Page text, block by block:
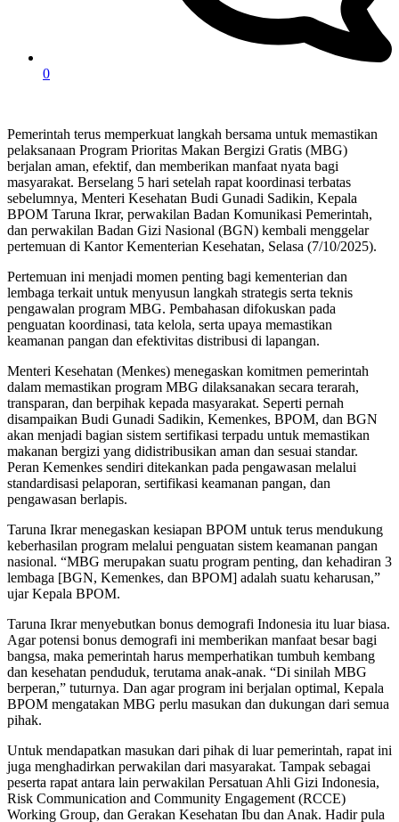
0
Pemerintah terus memperkuat langkah bersama untuk memastikan
pelaksanaan Program Prioritas Makan Bergizi Gratis (MBG)
berjalan aman, efektif, dan memberikan manfaat nyata bagi
masyarakat. Berselang 5 hari setelah rapat koordinasi terbatas
sebelumnya, Menteri Kesehatan Budi Gunadi Sadikin, Kepala
BPOM Taruna Ikrar, perwakilan Badan Komunikasi Pemerintah,
dan perwakilan Badan Gizi Nasional (BGN) kembali menggelar
pertemuan di Kantor Kementerian Kesehatan, Selasa (7/10/2025).
Pertemuan ini menjadi momen penting bagi kementerian dan
lembaga terkait untuk menyusun langkah strategis serta teknis
pengawalan program MBG. Pembahasan difokuskan pada
penguatan koordinasi, tata kelola, serta upaya memastikan
keamanan pangan dan efektivitas distribusi di lapangan.
Menteri Kesehatan (Menkes) menegaskan komitmen pemerintah
dalam memastikan program MBG dilaksanakan secara terarah,
transparan, dan berpihak kepada masyarakat. Seperti pernah
disampaikan Budi Gunadi Sadikin, Kemenkes, BPOM, dan BGN
akan menjadi bagian sistem sertifikasi terpadu untuk memastikan
makanan bergizi yang didistribusikan aman dan sesuai standar.
Peran Kemenkes sendiri ditekankan pada pengawasan melalui
standardisasi pelaporan, sertifikasi keamanan pangan, dan
pengawasan berlapis.
Taruna Ikrar menegaskan kesiapan BPOM untuk terus mendukung
keberhasilan program melalui penguatan sistem keamanan pangan
nasional. “MBG merupakan suatu program penting, dan kehadiran 3
lembaga [BGN, Kemenkes, dan BPOM] adalah suatu keharusan,”
ujar Kepala BPOM.
Taruna Ikrar menyebutkan bonus demografi Indonesia itu luar biasa.
Agar potensi bonus demografi ini memberikan manfaat besar bagi
bangsa, maka pemerintah harus memperhatikan tumbuh kembang
dan kesehatan penduduk, terutama anak-anak. “Di sinilah MBG
berperan,” tuturnya. Dan agar program ini berjalan optimal, Kepala
BPOM mengatakan MBG perlu masukan dan dukungan dari semua
pihak.
Untuk mendapatkan masukan dari pihak di luar pemerintah, rapat ini
juga menghadirkan perwakilan dari masyarakat. Tampak sebagai
peserta rapat antara lain perwakilan Persatuan Ahli Gizi Indonesia,
Risk Communication and Community Engagement (RCCE)
Working Group, dan Gerakan Kesehatan Ibu dan Anak. Hadir pula